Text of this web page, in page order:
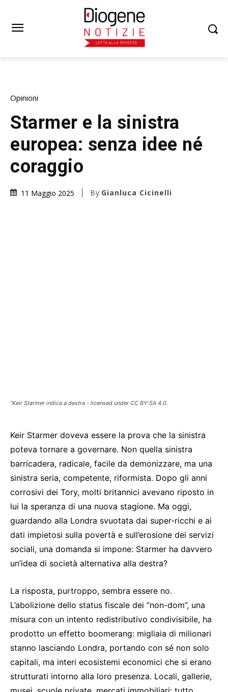
Opinioni
Starmer e la sinistra
europea: senza idee né
coraggio
11 Maggio 2025 By Gianluca Cicinelli
"Keir Starmer indica a destra - licensed under CC BY-SA 4.0.
Keir Starmer doveva essere la prova che la sinistra
poteva tornare a governare. Non quella sinistra
barricadera, radicale, facile da demonizzare, ma una
sinistra seria, competente, riformista. Dopo gli anni
corrosivi dei Tory, molti britannici avevano riposto in
lui la speranza di una nuova stagione. Ma oggi,
guardando alla Londra svuotata dai super-ricchi e ai
dati impietosi sulla povertà e sull’erosione dei servizi
sociali, una domanda si impone: Starmer ha davvero
un’idea di società alternativa alla destra?
La risposta, purtroppo, sembra essere no.
L’abolizione dello status fiscale dei “non-dom”, una
misura con un intento redistributivo condivisibile, ha
prodotto un effetto boomerang: migliaia di milionari
stanno lasciando Londra, portando con sé non solo
capitali, ma interi ecosistemi economici che si erano
strutturati intorno alla loro presenza. Locali, gallerie,